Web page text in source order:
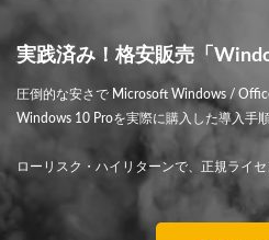
実践済み！格安販売「
圧倒的な安さで Microsoft Windows /
Windows 10 Proを実際に購入した導入手
ローリスク・ハイリターンで、正規ライセ